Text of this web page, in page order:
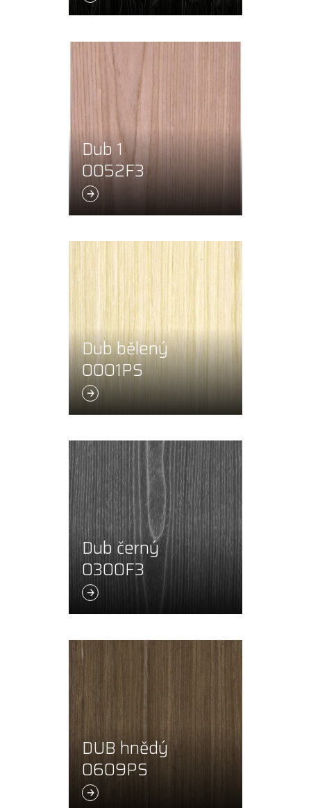
Dub 1
0052F3
Dub bělený
0001PS
Dub černý
0300F3
DUB hnědý
0609PS